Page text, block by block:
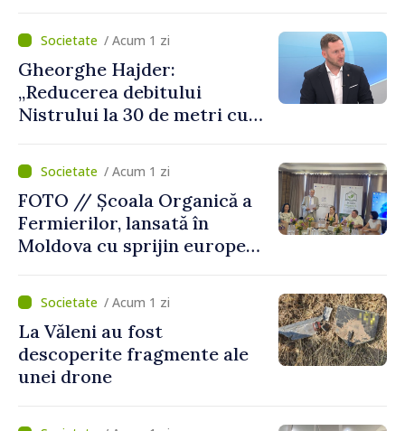
putea cumpăra nici curent
de avarie”/ Acum 1 zi
Gheorghe Hajder:
„Reducerea debitului
Nistrului la 30 de metri cubi
„catastrofă naturală”
/ Acum 1 zi
FOTO // Școala Organică a
Fermierilor, lansată în
Moldova cu sprijin european
agriculturii durabile
/ Acum 1 zi
La Văleni au fost
descoperite fragmente ale
unei drone